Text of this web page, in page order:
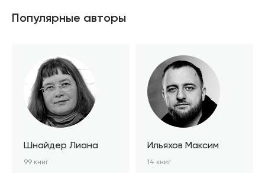
Популярные авторы
Шнайдер Лиана
99 книг
Ильяхов Максим
14 книг